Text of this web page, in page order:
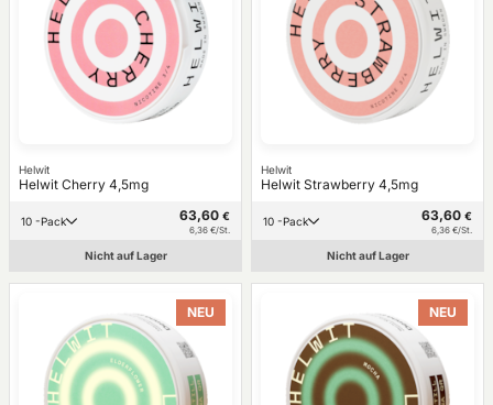
Helwit
Helwit Cherry 4,5mg
10 -Pack 63,60 €
6,36 €/St.
Nicht auf Lager
Helwit
Helwit Strawberry 4,5mg
10 -Pack 63,60 €
6,36 €/St.
Nicht auf Lager
NEU NEU